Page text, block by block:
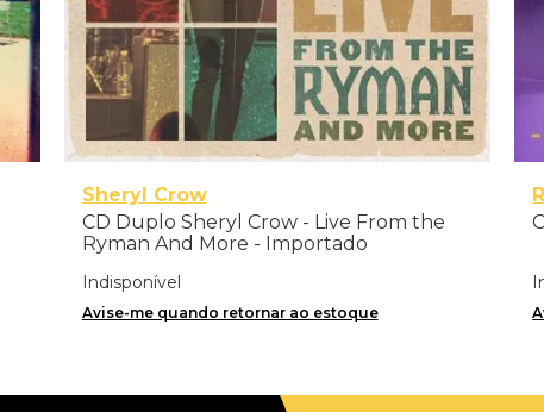
Sheryl Crow
CD Duplo Sheryl Crow - Live From the
Ryman And More - Importado
Indisponível
Avise-me quando retornar ao estoque